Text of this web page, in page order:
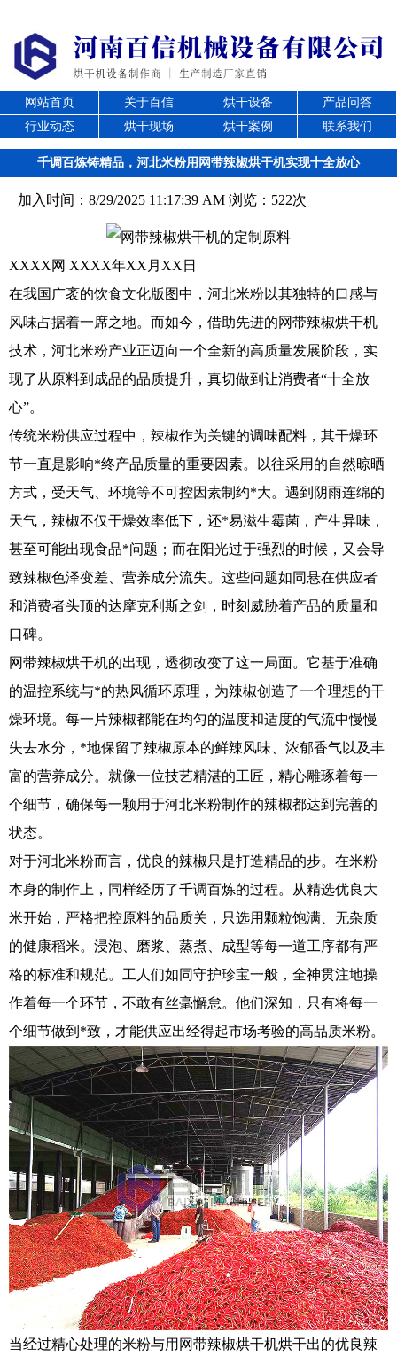
网站首页 关于百信 烘干设备
产品问答
行业动态
烘干现场 烘干案例 联系我们
千调百炼铸精品，河北米粉用网带辣椒烘干机实现十全放心
加入时间：8/29/2025 11:17:39 AM 浏览：522次
XXXX网 XXXX年XX月XX日
在我国广袤的饮食文化版图中，河北米粉以其独特的口感与
风味占据着一席之地。而如今，借助先进的网带辣椒烘干机
技术，河北米粉产业正迈向一个全新的高质量发展阶段，实
现了从原料到成品的品质提升，真切做到让消费者“十全放
心”。
传统米粉供应过程中，辣椒作为关键的调味配料，其干燥环
节一直是影响*终产品质量的重要因素。以往采用的自然晾晒
方式，受天气、环境等不可控因素制约*大。遇到阴雨连绵的
天气，辣椒不仅干燥效率低下，还*易滋生霉菌，产生异味，
甚至可能出现食品*问题；而在阳光过于强烈的时候，又会导
致辣椒色泽变差、营养成分流失。这些问题如同悬在供应者
和消费者头顶的达摩克利斯之剑，时刻威胁着产品的质量和
口碑。
网带辣椒烘干机的出现，透彻改变了这一局面。它基于准确
的温控系统与*的热风循环原理，为辣椒创造了一个理想的干
燥环境。每一片辣椒都能在均匀的温度和适度的气流中慢慢
失去水分，*地保留了辣椒原本的鲜辣风味、浓郁香气以及丰
富的营养成分。就像一位技艺精湛的工匠，精心雕琢着每一
个细节，确保每一颗用于河北米粉制作的辣椒都达到完善的
状态。
对于河北米粉而言，优良的辣椒只是打造精品的步。在米粉
本身的制作上，同样经历了千调百炼的过程。从精选优良大
米开始，严格把控原料的品质关，只选用颗粒饱满、无杂质
的健康稻米。浸泡、磨浆、蒸煮、成型等每一道工序都有严
格的标准和规范。工人们如同守护珍宝一般，全神贯注地操
作着每一个环节，不敢有丝毫懈怠。他们深知，只有将每一
个细节做到*致，才能供应出经得起市场考验的高品质米粉。
当经过精心处理的米粉与用网带辣椒烘干机烘干出的优良辣